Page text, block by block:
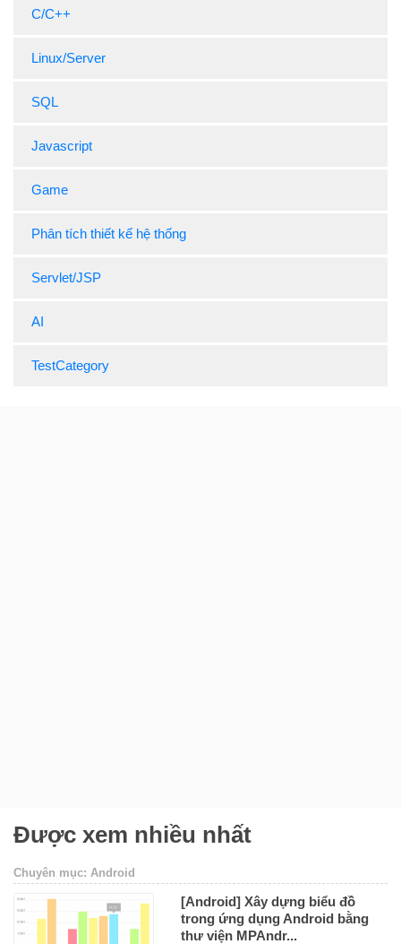
C/C++
Linux/Server
SQL
Javascript
Game
Phân tích thiết kế hệ thống
Servlet/JSP
AI
TestCategory
Được xem nhiều nhất
Chuyên mục: Android
[Android] Xây dựng biểu đồ
trong ứng dụng Android bằng
thư viện MPAndr...